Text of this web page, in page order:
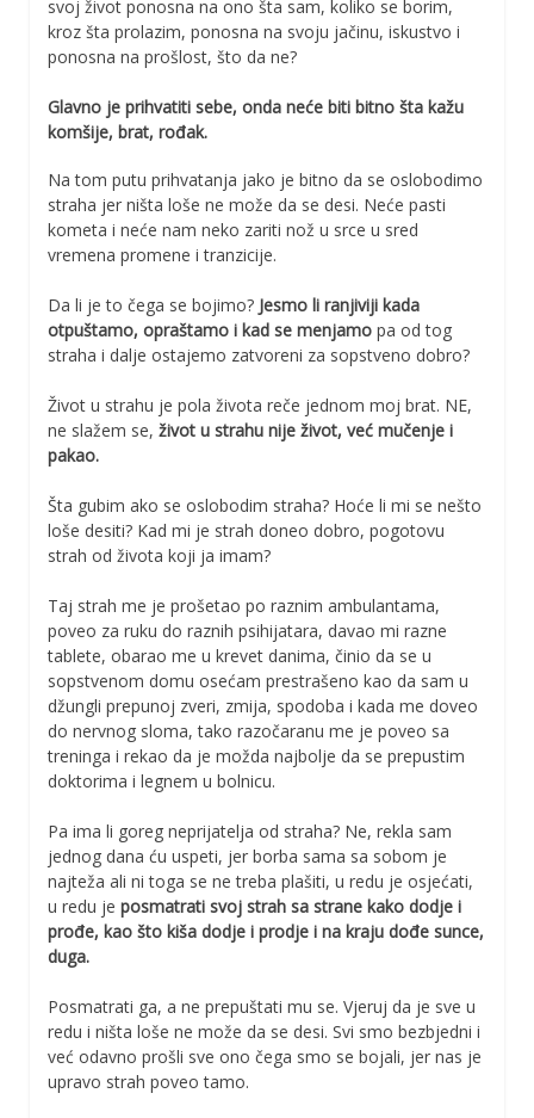
svoj život ponosna na ono šta sam, koliko se borim,
kroz šta prolazim, ponosna na svoju jačinu, iskustvo i
ponosna na prošlost, što da ne?
Glavno je prihvatiti sebe, onda neće biti bitno šta kažu
komšije, brat, rođak.
Na tom putu prihvatanja jako je bitno da se oslobodimo
straha jer ništa loše ne može da se desi. Neće pasti
kometa i neće nam neko zariti nož u srce u sred
vremena promene i tranzicije.
Da li je to čega se bojimo? Jesmo li ranjiviji kada
otpuštamo, opraštamo i kad se menjamo pa od tog
straha i dalje ostajemo zatvoreni za sopstveno dobro?
Život u strahu je pola života reče jednom moj brat. NE,
ne slažem se, život u strahu nije život, već mučenje i
pakao.
Šta gubim ako se oslobodim straha? Hoće li mi se nešto
loše desiti? Kad mi je strah doneo dobro, pogotovu
strah od života koji ja imam?
Taj strah me je prošetao po raznim ambulantama,
poveo za ruku do raznih psihijatara, davao mi razne
tablete, obarao me u krevet danima, činio da se u
sopstvenom domu osećam prestrašeno kao da sam u
džungli prepunoj zveri, zmija, spodoba i kada me doveo
do nervnog sloma, tako razočaranu me je poveo sa
treninga i rekao da je možda najbolje da se prepustim
doktorima i legnem u bolnicu.
Pa ima li goreg neprijatelja od straha? Ne, rekla sam
jednog dana ću uspeti, jer borba sama sa sobom je
najteža ali ni toga se ne treba plašiti, u redu je osjećati,
u redu je posmatrati svoj strah sa strane kako dodje i
prođe, kao što kiša dodje i prodje i na kraju dođe sunce,
duga.
Posmatrati ga, a ne prepuštati mu se. Vjeruj da je sve u
redu i ništa loše ne može da se desi. Svi smo bezbjedni i
već odavno prošli sve ono čega smo se bojali, jer nas je
upravo strah poveo tamo.